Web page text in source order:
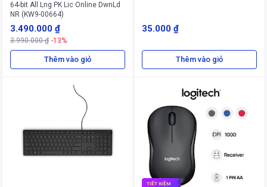
64-bit All Lng PK Lic Online DwnLd
NR (KW9-00664)
3.490.000 ₫
3.990.000 ₫ -13%
Thêm vào giỏ
35.000 ₫
Thêm vào giỏ
TIẾT KIỆM